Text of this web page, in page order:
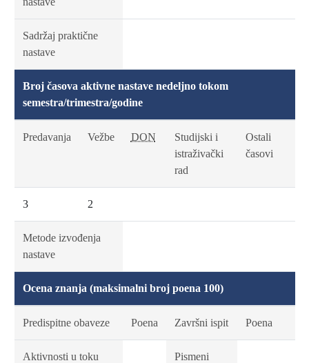
Sadržaj praktične
nastave
Broj časova aktivne nastave nedeljno tokom
semestra/trimestra/godine
Predavanja Vežbe DON
Studijski i
istraživački
rad
Ostali
časovi
3 2
Metode izvođenja
nastave
Ocena znanja (maksimalni broj poena 100)
Predispitne obaveze Poena Završni ispit Poena
Aktivnosti u toku
Pismeni